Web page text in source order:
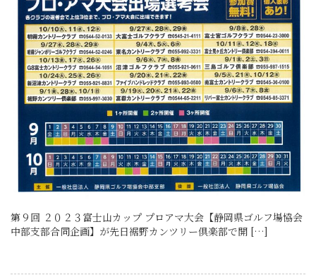
第９回 ２０２３富士山カップ プロアマ大会【静岡県ゴルフ場協会
中部支部合同企画】が先日裾野カンツリー倶楽部で開 […]